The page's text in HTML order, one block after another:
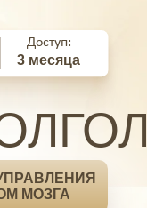
Доступ:
3 месяца
МОЗГА